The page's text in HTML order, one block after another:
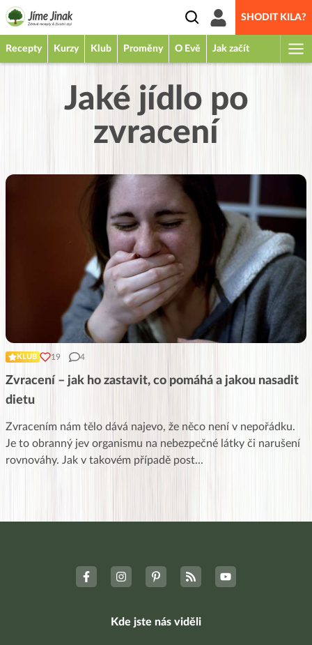
SHODIT KILA?
Recepty Kurzy Klub Proměny O Evě Jak začít
Jaké jídlo po
zvracení
KLUB 19 4
Zvracení – jak ho zastavit, co pomáhá a jakou nasadit
dietu
Zvracením nám tělo dává najevo, že něco není v nepořádku.
Je to obranný jev organismu na nebezpečné látky či narušení
rovnováhy. Jak v takovém případě post...
Kde jste nás viděli